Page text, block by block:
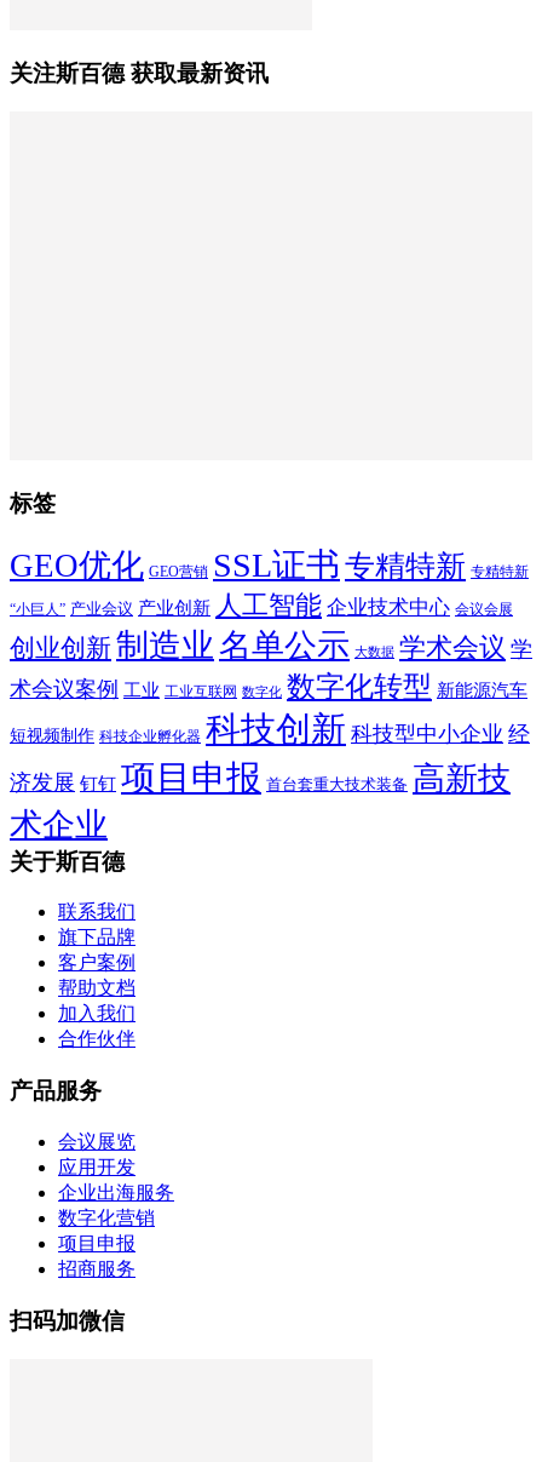
关注斯百德 获取最新资讯
标签
GEO优化 GEO营销 SSL证书 专精特新 专精特新
“小巨人” 产业会议 产业创新 人工智能 企业技术中心 会议会展
创业创新制造业 名单公示 大数据 学术会议 学
术会议案例 工业 工业互联网 数字化 数字化转型 新能源汽车
短视频制作 科技企业孵化器 科技创新 科技型中小企业 经
济发展 钉钉 项目申报 首台套重大技术装备 高新技
术企业
关于斯百德
联系我们
旗下品牌
客户案例
帮助文档
加入我们
合作伙伴
产品服务
会议展览
应用开发
企业出海服务
数字化营销
项目申报
招商服务
扫码加微信